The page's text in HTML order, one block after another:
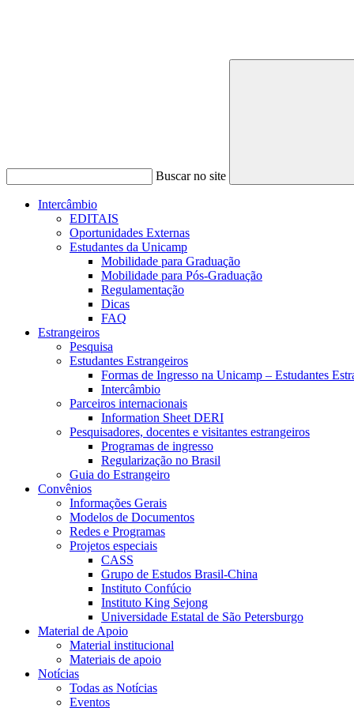
Buscar no site
Intercâmbio
EDITAIS
Oportunidades Externas
Estudantes da Unicamp
Mobilidade para Graduação
Mobilidade para Pós-Graduação
Regulamentação
Dicas
FAQ
Estrangeiros
Pesquisa
Estudantes Estrangeiros
Formas de Ingresso na Unicamp – Estudantes
Intercâmbio
Parceiros internacionais
Information Sheet DERI
Pesquisadores, docentes e visitantes estrangeiros
Programas de ingresso
Regularização no Brasil
Guia do Estrangeiro
Convênios
Informações Gerais
Modelos de Documentos
Redes e Programas
Projetos especiais
CASS
Grupo de Estudos Brasil-China
Instituto Confúcio
Instituto King Sejong
Universidade Estatal de São Petersburgo
Material de Apoio
Material institucional
Materiais de apoio
Notícias
Todas as Notícias
Eventos